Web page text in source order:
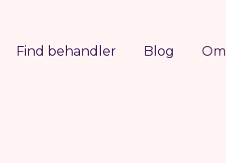
Find behandler Blog Om